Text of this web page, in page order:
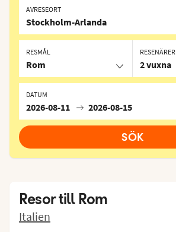
AVRESEORT
Stockholm-Arlanda
RESMÅL
Rom
DATUM
2026-08-11 2026-08-15
RESENÄRER
2 vuxna
SÖK
Resor till Rom
Italien